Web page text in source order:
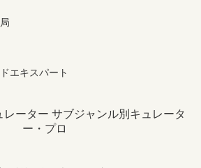
エキスパート
ーター サブジャンル別キュレータ
ー・プロ